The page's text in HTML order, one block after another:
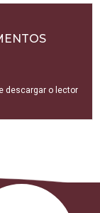
descargar o lector